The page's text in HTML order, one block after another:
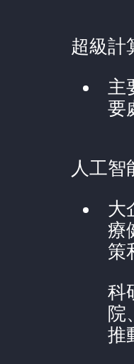
超級計
主
要
人工智
大
療
策
科
院
推